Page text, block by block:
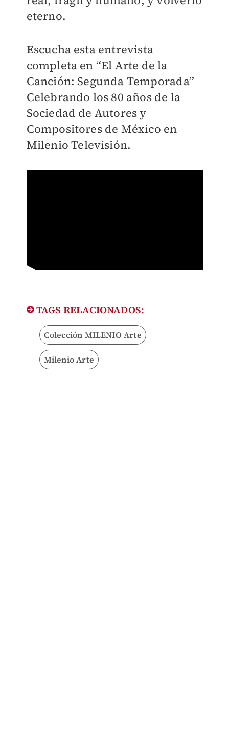
eterno.
Escucha esta entrevista
completa en “El Arte de la
Canción: Segunda Temporada”
Celebrando los 80 años de la
Sociedad de Autores y
Compositores de México en
Milenio Televisión.
TAGS RELACIONADOS:
Colección MILENIO Arte
Milenio Arte